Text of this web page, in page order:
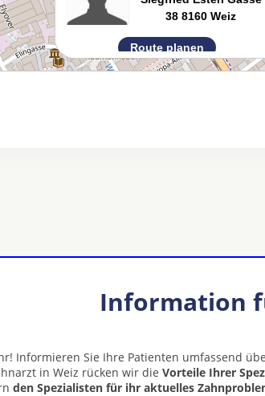
Information
Informieren Sie Ihre Patienten umfassend
in Weiz rücken wir die Vorteile Ihrer
den Spezialisten für ihr aktuelles